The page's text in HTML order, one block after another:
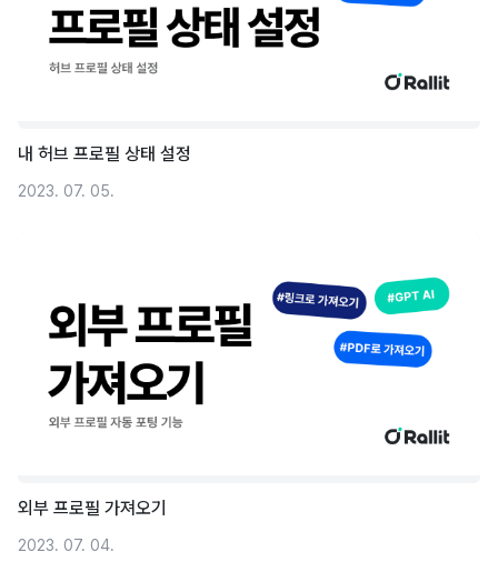
내 허브 프로필 상태 설정
2023. 07. 05.
외부 프로필 가져오기
2023. 07. 04.